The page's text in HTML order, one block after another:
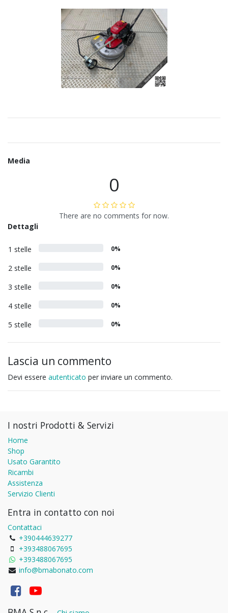
Media
0
There are no comments for now.
Dettagli
1 stelle 0%
2 stelle 0%
3 stelle 0%
4 stelle 0%
5 stelle 0%
Lascia un commento
Devi essere autenticato per inviare un commento.
I nostri Prodotti & Servizi
Home
Shop
Usato Garantito
Ricambi
Assistenza
Servizio Clienti
Entra in contatto con noi
Contattaci
+390444639277
+393488067695
+393488067695
info@bmabonato.com